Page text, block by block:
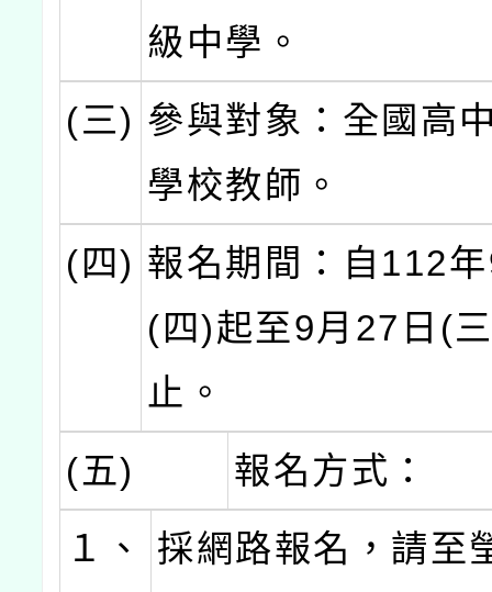
級中學。
(三) 參與對象：全國高
學校教師。
(四) 報名期間：自112
(四)起至9月27日(
止。
(五)
報名方式：
１、
採網路報名，請至